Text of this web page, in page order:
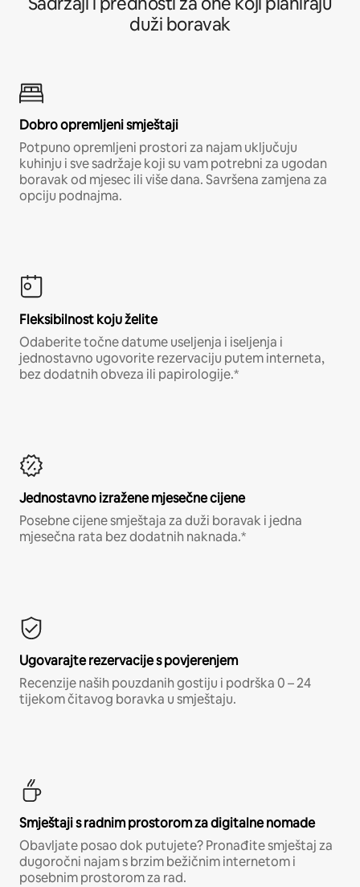
duži boravak
Dobro opremljeni smještaji
Potpuno opremljeni prostori za najam uključuju
kuhinju i sve sadržaje koji su vam potrebni za ugodan
boravak od mjesec ili više dana. Savršena zamjena za
opciju podnajma.
Fleksibilnost koju želite
Odaberite točne datume useljenja i iseljenja i
jednostavno ugovorite rezervaciju putem interneta,
bez dodatnih obveza ili papirologije.*
Jednostavno izražene mjesečne cijene
Posebne cijene smještaja za duži boravak i jedna
mjesečna rata bez dodatnih naknada.*
Ugovarajte rezervacije s povjerenjem
Recenzije naših pouzdanih gostiju i podrška 0 – 24
tijekom čitavog boravka u smještaju.
Smještaji s radnim prostorom za digitalne nomade
Obavljate posao dok putujete? Pronađite smještaj za
dugoročni najam s brzim bežičnim internetom i
posebnim prostorom za rad.